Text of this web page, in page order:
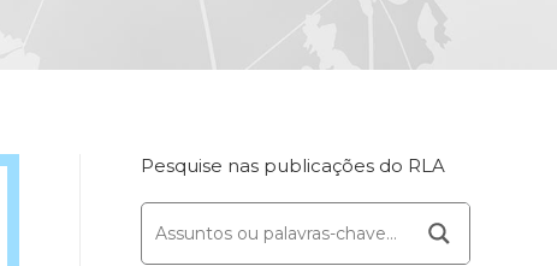
Pesquise nas publicações do RLA